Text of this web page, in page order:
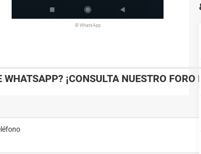
© WhatsApp
¡CONSULTA NUESTRO